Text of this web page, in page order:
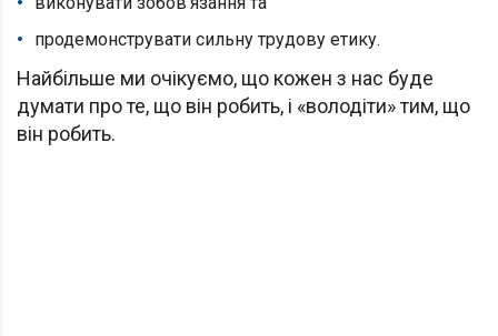
продемонструвати сильну трудову етику.
Найбільше ми очікуємо, що кожен з нас буде
думати про те, що він робить, і «володіти» тим, що
він робить.